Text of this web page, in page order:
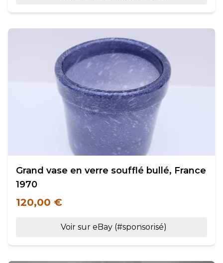
Grand vase en verre soufflé bullé, France
1970
120,00 €
Voir sur eBay (#sponsorisé)